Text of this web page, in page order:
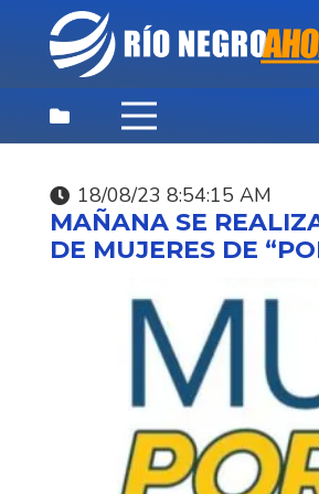
18/08/23 8:54:15 AM
MAÑANA SE
DE MUJERES DE
DEPORTES,
PRINCIPALES
SANTI
LA
2026